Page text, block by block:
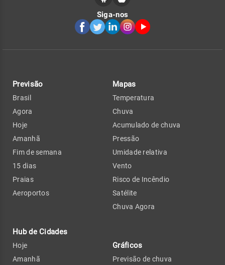
Siga-nos
Previsão
Brasil
Agora
Hoje
Amanhã
Fim de semana
15 dias
Praias
Aeroportos
Hub de Cidades
Hoje
Amanhã
Mapas
Temperatura
Chuva
Acumulado de chuva
Pressão
Umidade relativa
Vento
Risco de Incêndio
Satélite
Chuva Agora
Gráficos
Previsão de chuva